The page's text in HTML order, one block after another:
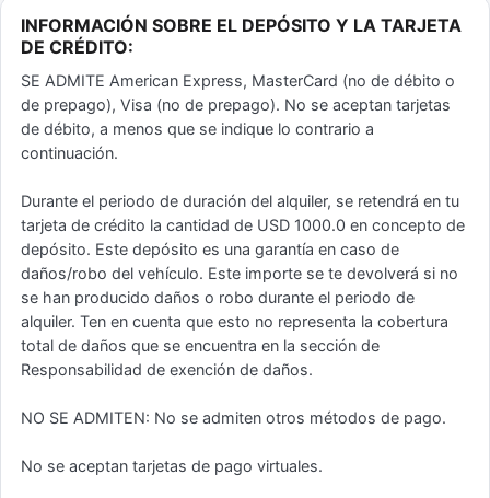
INFORMACIÓN SOBRE EL DEPÓSITO Y LA TARJETA
DE CRÉDITO:
SE ADMITE American Express, MasterCard (no de débito o
de prepago), Visa (no de prepago). No se aceptan tarjetas
de débito, a menos que se indique lo contrario a
continuación.
Durante el periodo de duración del alquiler, se retendrá en tu
tarjeta de crédito la cantidad de USD 1000.0 en concepto de
depósito. Este depósito es una garantía en caso de
daños/robo del vehículo. Este importe se te devolverá si no
se han producido daños o robo durante el periodo de
alquiler. Ten en cuenta que esto no representa la cobertura
total de daños que se encuentra en la sección de
Responsabilidad de exención de daños.
NO SE ADMITEN: No se admiten otros métodos de pago.
No se aceptan tarjetas de pago virtuales.